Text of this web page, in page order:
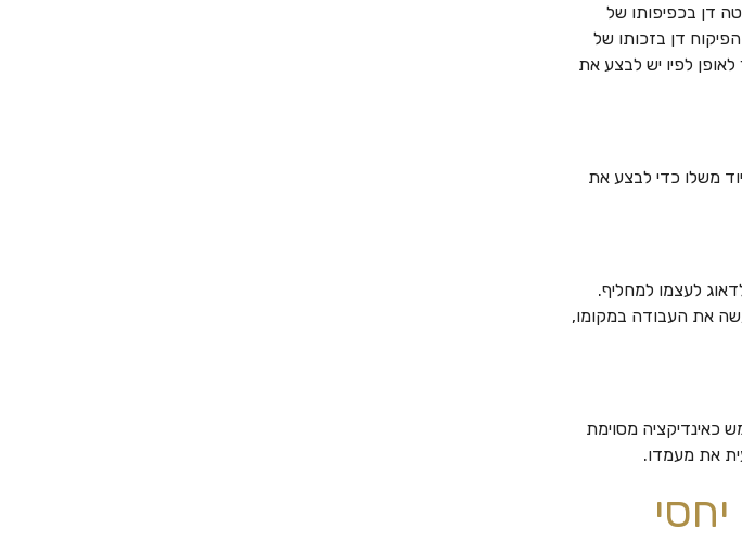
דן בכפיפותו של
דן בזכותו של
לפיו יש לבצע את
משלו כדי לבצע את
לעצמו למחליף.
את העבודה במקומו,
כאינדיקציה מסוימת
את מעמדו.